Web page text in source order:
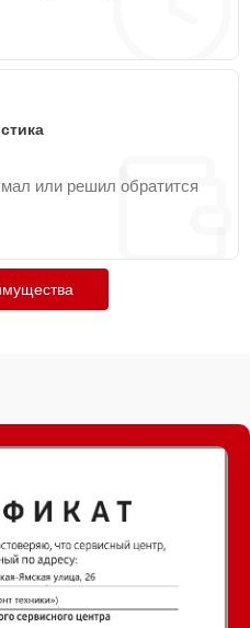
или решил обратится